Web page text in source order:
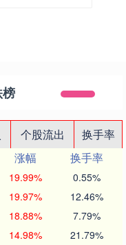
个股流出
换手率
涨幅
换手率
19.99% 0.55%
19.97% 12.46%
18.88% 7.79%
14.98% 21.79%